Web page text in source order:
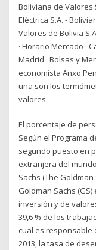
Boliviana de Valores
Eléctrica S.A. -
Valores de Bolivia
· Horario Mercado ·
Madrid · Bolsas y
economista Anxo
una son los
valores.
El porcentaje de
Según el Programa
segundo puesto en
extranjera del
Sachs (The
Goldman Sachs
inversión y de
39,6 % de los
cual es responsable
2013, la tasa de